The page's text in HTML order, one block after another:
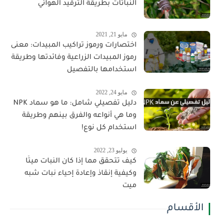
النباتات بطريقة الترقيد الهوائي
مايو 21, 2021
اختصارات ورموز تراكيب المبيدات: معنى
رموز المبيدات الزراعية وفائدتها وطريقة
استخدامها بالتفصيل
مايو 24, 2022
دليل تفصيلي شامل: ما هو سماد NPK
وما هي أنواعه والفرق بينهم وطريقة
استخدام كل نوع!
يوليو 23, 2022
كيف تتحقق مما إذا كان النبات ميتًا
وكيفية إنقاذ وإعادة إحياء نبات شبه
ميت
الأقسام